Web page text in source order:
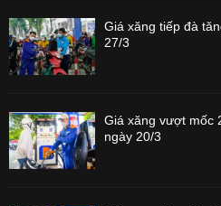
Giá xăng tiếp đà
27/3
Giá xăng vượt mốc
ngày 20/3